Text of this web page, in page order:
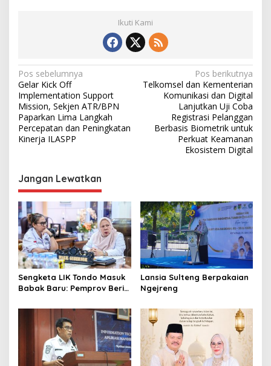
Ikuti Kami
N
a
v
i
g
s
i
p
o
s
Pos sebelumnya
Gelar Kick Off
Implementation Support
Mission, Sekjen ATR/BPN
Paparkan Lima Langkah
Percepatan dan Peningkatan
Kinerja ILASPP
Pos berikutnya
Telkomsel dan Kementerian
Komunikasi dan Digital
Lanjutkan Uji Coba
Registrasi Pelanggan
Berbasis Biometrik untuk
Perkuat Keamanan
Ekosistem Digital
Jangan Lewatkan
Sengketa LIK Tondo Masuk
Babak Baru: Pemprov Beri
Mediasi dengan Warga
Lansia Sulteng Berpakaian
Ngejreng